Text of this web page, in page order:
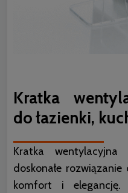
Kratka
do łazienki,
Kratka
doskonałe
komfort i elegancję.